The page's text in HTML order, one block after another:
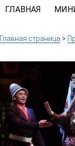
ГЛАВНАЯ
Главная страница >